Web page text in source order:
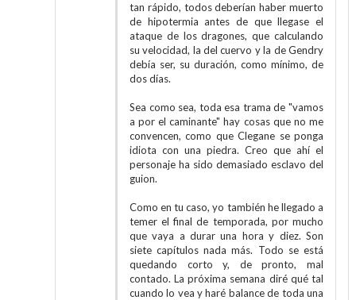
tan rápido, todos deberían haber muerto
de hipotermia antes de que llegase el
ataque de los dragones, que calculando
su velocidad, la del cuervo y la de Gendry
debía ser, su duración, como mínimo, de
dos días.
Sea como sea, toda esa trama de "vamos
a por el caminante" hay cosas que no me
convencen, como que Clegane se ponga
idiota con una piedra. Creo que ahí el
personaje ha sido demasiado esclavo del
guion.
Como en tu caso, yo también he llegado a
temer el final de temporada, por mucho
que vaya a durar una hora y diez. Son
siete capítulos nada más. Todo se está
quedando corto y, de pronto, mal
contado. La próxima semana diré qué tal
cuando lo vea y haré balance de toda una